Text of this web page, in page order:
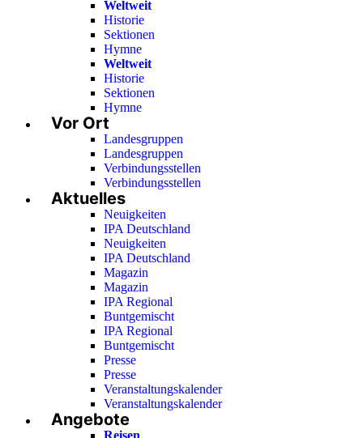
Weltweit
Historie
Sektionen
Hymne
Weltweit
Historie
Sektionen
Hymne
Vor Ort
Landesgruppen
Landesgruppen
Verbindungsstellen
Verbindungsstellen
Aktuelles
Neuigkeiten
IPA Deutschland
Neuigkeiten
IPA Deutschland
Magazin
Magazin
IPA Regional
Buntgemischt
IPA Regional
Buntgemischt
Presse
Presse
Veranstaltungskalender
Veranstaltungskalender
Angebote
Reisen